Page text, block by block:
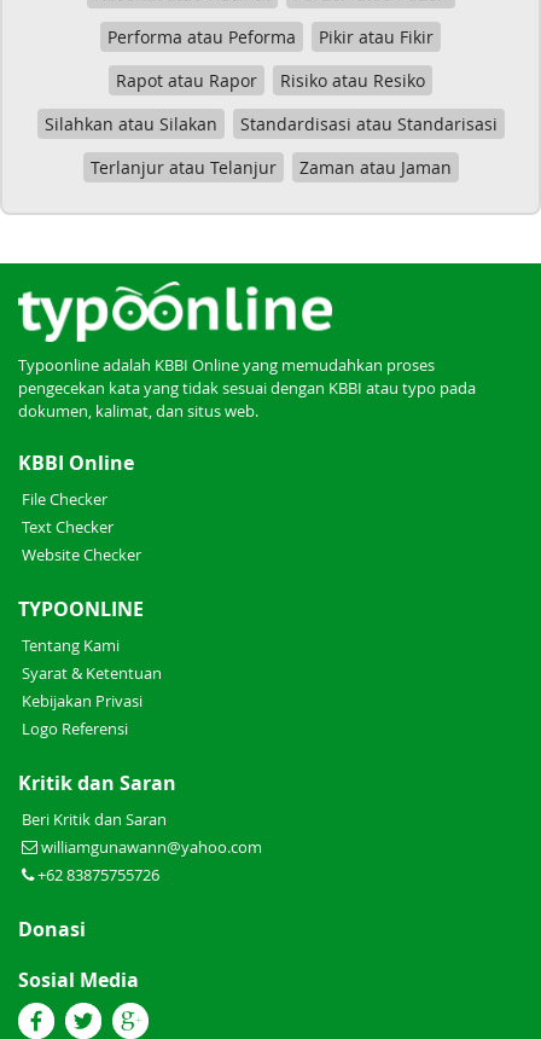
Performa atau Peforma
Pikir atau Fikir
Rapot atau Rapor
Risiko atau Resiko
Silahkan atau Silakan
Standardisasi atau Standarisasi
Terlanjur atau Telanjur
Zaman atau Jaman
Typoonline adalah KBBI Online yang memudahkan proses
pengecekan kata yang tidak sesuai dengan KBBI atau typo pada
dokumen, kalimat, dan situs web.
KBBI Online
File Checker
Text Checker
Website Checker
TYPOONLINE
Tentang Kami
Syarat & Ketentuan
Kebijakan Privasi
Logo Referensi
Kritik dan Saran
Beri Kritik dan Saran
williamgunawann@yahoo.com
+62 83875755726
Donasi
Sosial Media